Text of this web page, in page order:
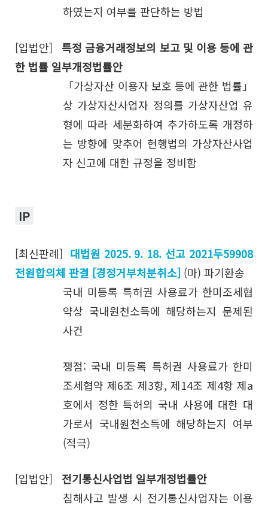
하였는지 여부를 판단하는 방법
[입법안] 특정 금융거래정보의 보고 및 이용 등에 관
한 법률 일부개정법률안
「가상자산 이용자 보호 등에 관한 법률」
상 가상자산사업자 정의를 가상자산업 유
형에 따라 세분화하여 추가하도록 개정하
는 방향에 맞추어 현행법의 가상자산사업
자 신고에 대한 규정을 정비함
IP
[최신판례] 대법원 2025. 9. 18. 선고 2021두59908
전원합의체 판결 [경정거부처분취소] (마) 파기환송
국내 미등록 특허권 사용료가 한미조세협
약상 국내원천소득에 해당하는지 문제된
사건
쟁점: 국내 미등록 특허권 사용료가 한미
조세협약 제6조 제3항, 제14조 제4항 제a
호에서 정한 특허의 국내 사용에 대한 대
가로서 국내원천소득에 해당하는지 여부
(적극)
[입법안] 전기통신사업법 일부개정법률안
침해사고 발생 시 전기통신사업자는 이용